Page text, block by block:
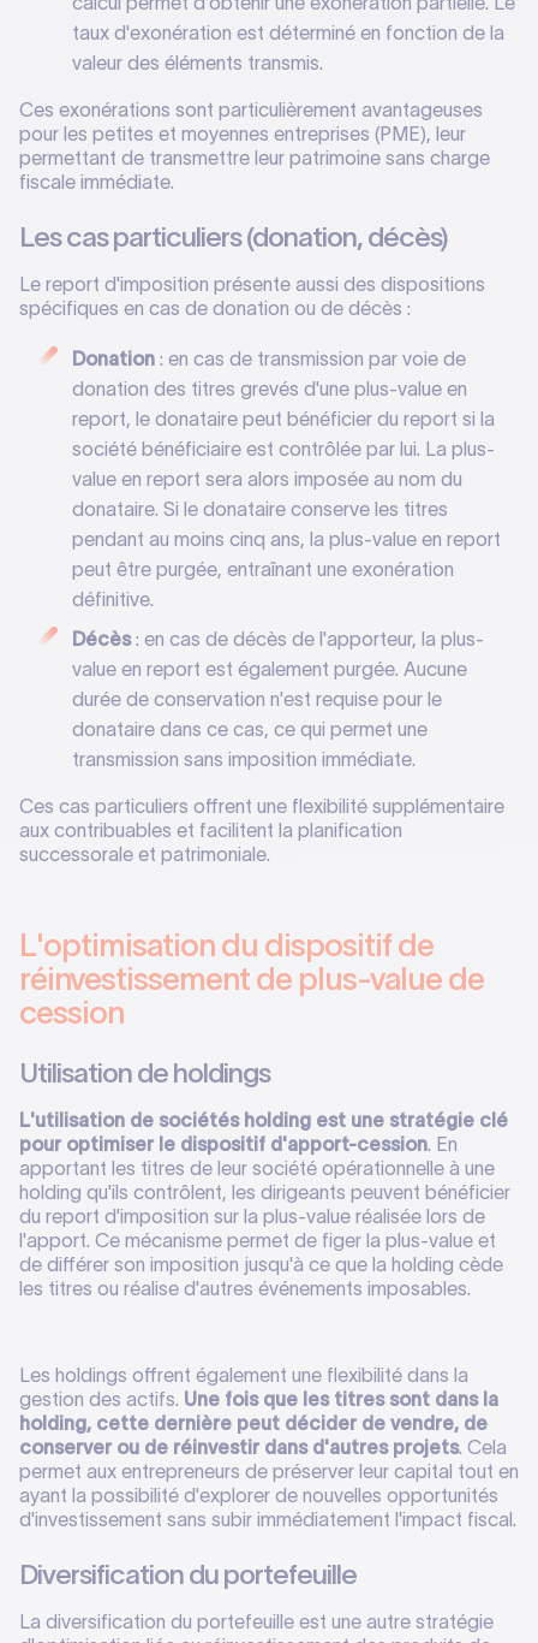
taux d'exonération est déterminé en fonction de la
valeur des éléments transmis.
Ces exonérations sont particulièrement avantageuses
pour les petites et moyennes entreprises (PME), leur
permettant de transmettre leur patrimoine sans charge
fiscale immédiate.
Les cas particuliers (donation, décès)
Le report d'imposition présente aussi des dispositions
spécifiques en cas de donation ou de décès :
Donation : en cas de transmission par voie de
donation des titres grevés d'une plus-value en
report, le donataire peut bénéficier du report si la
société bénéficiaire est contrôlée par lui. La plus-
value en report sera alors imposée au nom du
donataire. Si le donataire conserve les titres
pendant au moins cinq ans, la plus-value en report
peut être purgée, entraînant une exonération
définitive.
Décès: en cas de décès de l'apporteur, la plus-
value en report est également purgée. Aucune
durée de conservation n'est requise pour le
donataire dans ce cas, ce qui permet une
transmission sans imposition immédiate.
Ces cas particuliers offrent une flexibilité supplémentaire
aux contribuables et facilitent la planification
successorale et patrimoniale.
L'optimisation du dispositif de
réinvestissement de plus-value de
cession
Utilisation de holdings
L'utilisation de sociétés holding est une stratégie clé
pour optimiser le dispositif d'apport-cession. En
apportant les titres de leur société opérationnelle à une
holding qu'ils contrôlent, les dirigeants peuvent bénéficier
du report d'imposition sur la plus-value réalisée lors de
l'apport. Ce mécanisme permet de figer la plus-value et
de différer son imposition jusqu'à ce que la holding cède
les titres ou réalise d'autres événements imposables.
Les holdings offrent également une flexibilité dans la
gestion des actifs. Une fois que les titres sont dans la
holding, cette dernière peut décider de vendre, de
conserver ou de réinvestir dans d'autres projets. Cela
permet aux entrepreneurs de préserver leur capital tout en
ayant la possibilité d'explorer de nouvelles opportunités
d'investissement sans subir immédiatement l'impact fiscal.
Diversification du portefeuille
La diversification du portefeuille est une autre stratégie